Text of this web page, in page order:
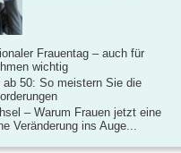
Frauentag – auch für
wichtig
ab 50: So meistern Sie die
– Warum Frauen jetzt eine
Veränderung ins Auge...